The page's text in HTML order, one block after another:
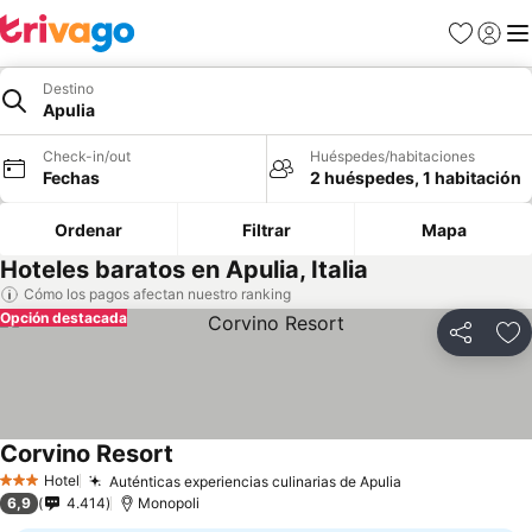
Favoritos
Iniciar
Destino
Apulia
Check-in/out
Fechas
Huéspedes/habitaciones
2 huéspedes, 1 habitación
Ordenar Filtrar Mapa
Hoteles baratos en Apulia, Italia
Cómo los pagos afectan nuestro ranking
Compartir
Opción destacada
3 Estrellas
Hotel Auténticas experiencias culinarias de Apulia
Corvino Resort
6,9 4.414 Monopoli